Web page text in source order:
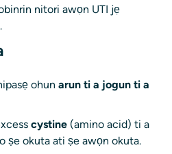
nitori awọn UTI jẹ
ohun arun ti a jogun ti a
cystine (amino acid) ti a
ṣe okuta ati ṣe awọn okuta.